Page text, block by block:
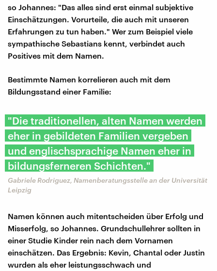
so Johannes: "Das alles sind erst einmal subjektive
Einschätzungen. Vorurteile, die auch mit unseren
Erfahrungen zu tun haben." Wer zum Beispiel viele
sympathische Sebastians kennt, verbindet auch
Positives mit dem Namen.
Bestimmte Namen korrelieren auch mit dem
Bildungsstand einer Familie:
"Die traditionellen, alten Namen werden
eher in gebildeten Familien vergeben
und englischsprachige Namen eher in
bildungsferneren Schichten."
Gabriele Rodriguez, Namenberatungsstelle an der Universität
Leipzig
Namen können auch mitentscheiden über Erfolg und
Misserfolg, so Johannes. Grundschullehrer sollten in
einer Studie Kinder rein nach dem Vornamen
einschätzen. Das Ergebnis: Kevin, Chantal oder Justin
wurden als eher leistungsschwach und